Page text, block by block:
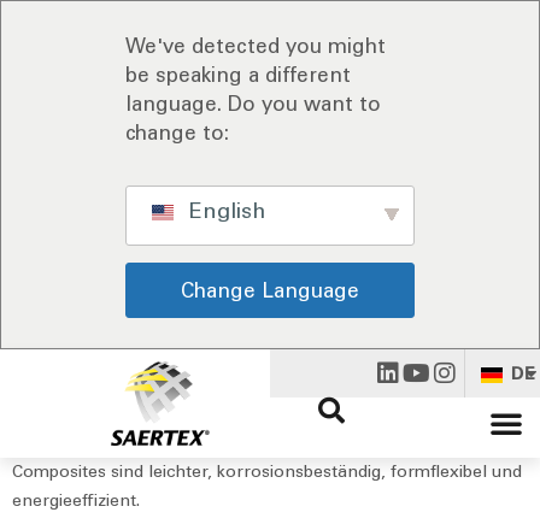
We've detected you might
be speaking a different
language. Do you want to
change to:
English
Change Language
DE
Composites sind leichter, korrosionsbeständig, formflexibel und
energieeffizient.